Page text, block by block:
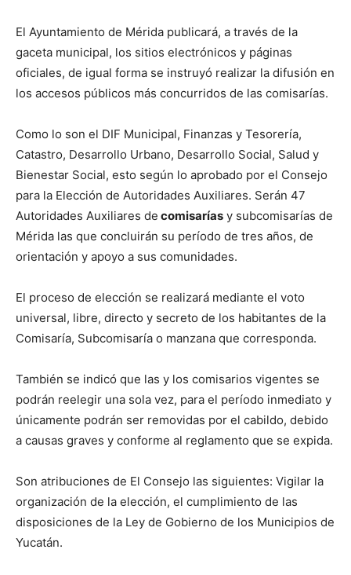
El Ayuntamiento de Mérida publicará, a través de la
gaceta municipal, los sitios electrónicos y páginas
oficiales, de igual forma se instruyó realizar la difusión en
los accesos públicos más concurridos de las comisarías.
Como lo son el DIF Municipal, Finanzas y Tesorería,
Catastro, Desarrollo Urbano, Desarrollo Social, Salud y
Bienestar Social, esto según lo aprobado por el Consejo
para la Elección de Autoridades Auxiliares. Serán 47
Autoridades Auxiliares de comisarías y subcomisarías de
Mérida las que concluirán su período de tres años, de
orientación y apoyo a sus comunidades.
El proceso de elección se realizará mediante el voto
universal, libre, directo y secreto de los habitantes de la
Comisaría, Subcomisaría o manzana que corresponda.
También se indicó que las y los comisarios vigentes se
podrán reelegir una sola vez, para el período inmediato y
únicamente podrán ser removidas por el cabildo, debido
a causas graves y conforme al reglamento que se expida.
Son atribuciones de El Consejo las siguientes: Vigilar la
organización de la elección, el cumplimiento de las
disposiciones de la Ley de Gobierno de los Municipios de
Yucatán.